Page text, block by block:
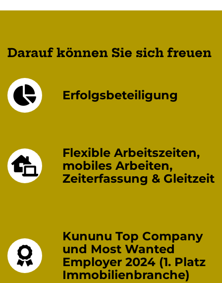
Darauf können Sie sich freuen
Erfolgsbeteiligung
Flexible Arbeitszeiten,
mobiles Arbeiten,
Zeiterfassung & Gleitzeit
Kununu Top Company
und Most Wanted
Employer 2024 (1. Platz
Immobilienbranche)